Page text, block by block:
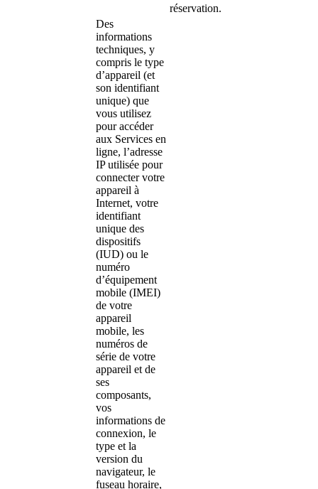
réservation.
Des
informations
techniques, y
compris le type
d’appareil (et
son identifiant
unique) que
vous utilisez
pour accéder
aux Services en
ligne, l’adresse
IP utilisée pour
connecter votre
appareil à
Internet, votre
identifiant
unique des
dispositifs
(IUD) ou le
numéro
d’équipement
mobile (IMEI)
de votre
appareil
mobile, les
numéros de
série de votre
appareil et de
ses
composants,
vos
informations de
connexion, le
type et la
version du
navigateur, le
fuseau horaire,